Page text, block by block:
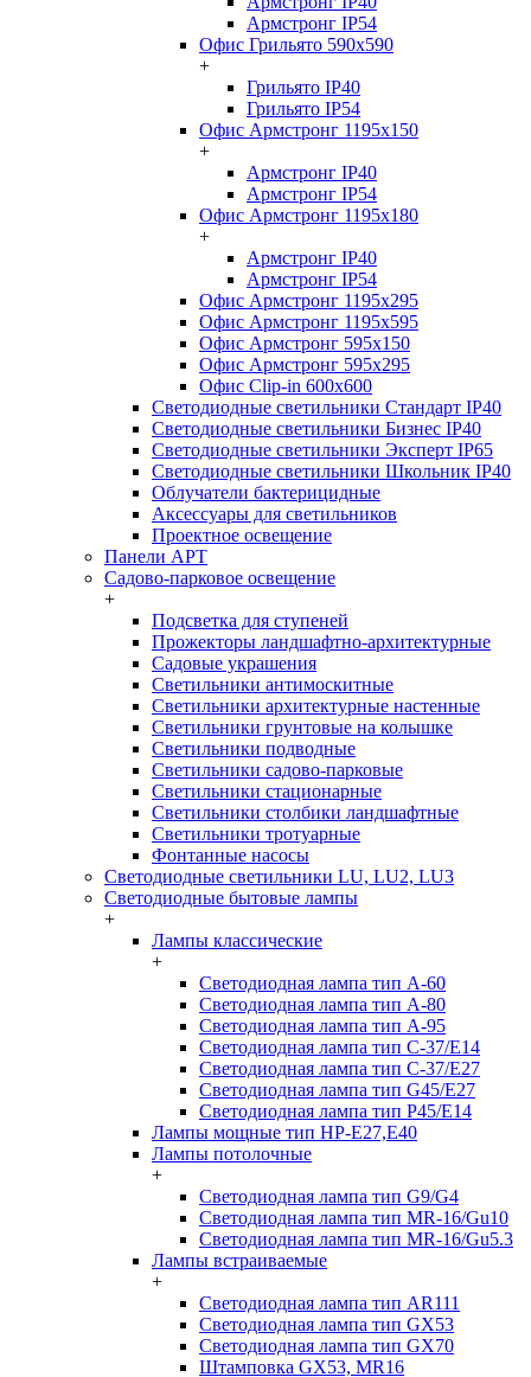
Армстронг IP54
Офис Грильято 590x590
+
Грильято IP40
Грильято IP54
Офис Армстронг 1195x150
+
Армстронг IP40
Армстронг IP54
Офис Армстронг 1195x180
+
Армстронг IP40
Армстронг IP54
Офис Армстронг 1195x295
Офис Армстронг 1195x595
Офис Армстронг 595x150
Офис Армстронг 595x295
Офис Clip-in 600x600
Светодиодные светильники Стандарт IP40
Светодиодные светильники Бизнес IP40
Светодиодные светильники Эксперт IP65
Светодиодные светильники Школьник IP40
Облучатели бактерицидные
Аксессуары для светильников
Проектное освещение
Панели АРТ
Садово-парковое освещение
+
Подсветка для ступеней
Прожекторы ландшафтно-архитектурные
Садовые украшения
Светильники антимоскитные
Светильники архитектурные настенные
Светильники грунтовые на колышке
Светильники подводные
Светильники садово-парковые
Светильники стационарные
Светильники столбики ландшафтные
Светильники тротуарные
Фонтанные насосы
Светодиодные светильники LU, LU2, LU3
Светодиодные бытовые лампы
+
Лампы классические
+
Светодиодная лампа тип A-60
Светодиодная лампа тип A-80
Светодиодная лампа тип A-95
Светодиодная лампа тип C-37/Е14
Светодиодная лампа тип C-37/Е27
Светодиодная лампа тип G45/E27
Светодиодная лампа тип P45/E14
Лампы мощные тип HP-E27,E40
Лампы потолочные
+
Светодиодная лампа тип G9/G4
Светодиодная лампа тип MR-16/Gu10
Светодиодная лампа тип MR-16/Gu5.3
Лампы встраиваемые
+
Светодиодная лампа тип AR111
Светодиодная лампа тип GX53
Светодиодная лампа тип GX70
Штамповка GX53, MR16